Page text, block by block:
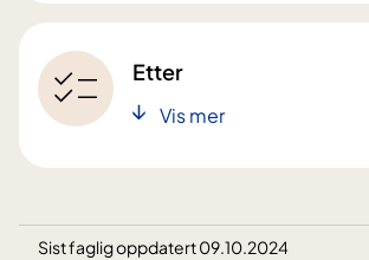
Etter
Vis mer
Sist faglig oppdatert 09.10.2024